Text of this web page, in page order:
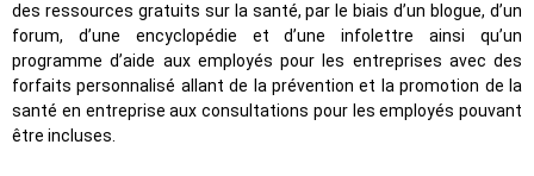
des ressources gratuits sur la santé, par le biais d’un blogue, d’un
forum, d’une encyclopédie et d’une infolettre ainsi qu’un
programme d’aide aux employés pour les entreprises avec des
forfaits personnalisé allant de la prévention et la promotion de la
santé en entreprise aux consultations pour les employés pouvant
être incluses.